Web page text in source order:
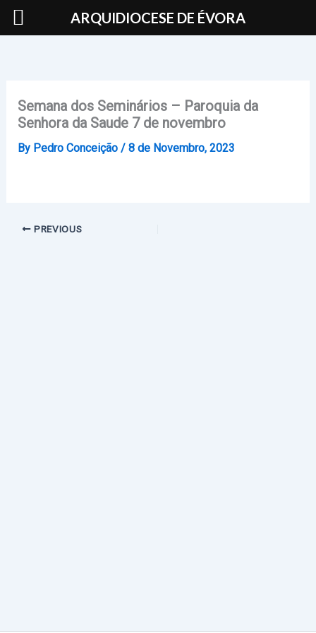
Skip
Semana dos Seminários – Paroquia da
Senhora da Saude 7 de novembro
By Pedro Conceição / 8 de Novembro, 2023
PREVIOUS
ARQUIDIOCESE DE ÉVORA